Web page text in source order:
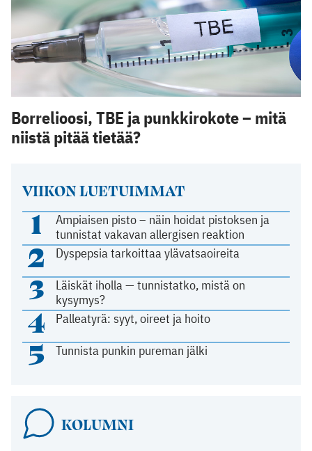
VIIKON LUETUIMMAT
1
Ampiaisen pisto – näin hoidat pistoksen ja
tunnistat vakavan allergisen reaktion
2 Dyspepsia tarkoittaa ylävatsaoireita
3
Läiskät iholla — tunnistatko, mistä on
kysymys?
4 Palleatyrä: syyt, oireet ja hoito
5 Tunnista punkin pureman jälki
KOLUMNI
Borrelioosi, TBE ja punkkirokote – mitä
niistä pitää tietää?